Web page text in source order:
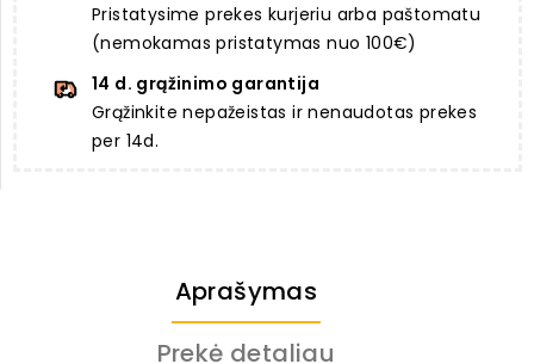
Pristatysime prekes kurjeriu arba paštomatu
(nemokamas pristatymas nuo 100€)
14 d. grąžinimo garantija
Grąžinkite nepažeistas ir nenaudotas prekes
per 14d.
Aprašymas
Prekė detaliau